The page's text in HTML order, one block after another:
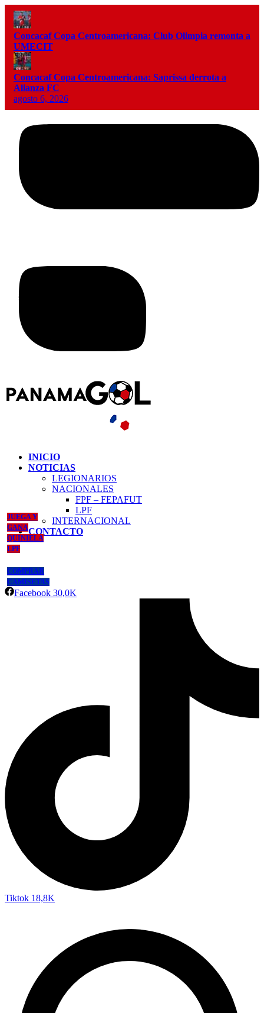
Concacaf Copa Centroamericana: Club Olimpia remonta a
UMECIT
Concacaf Copa Centroamericana: Saprissa derrota a
Alianza FC
agosto 6, 2026
INICIO
NOTICIAS
LEGIONARIOS
NACIONALES
FPF – FEPAFUT
LPF
INTERNACIONAL
CONTACTO
JUEGA Y
GANA
QUINIELA
LPF
COMPRAR
CAMISETAS
Facebook 30,0K
Tiktok 18,8K